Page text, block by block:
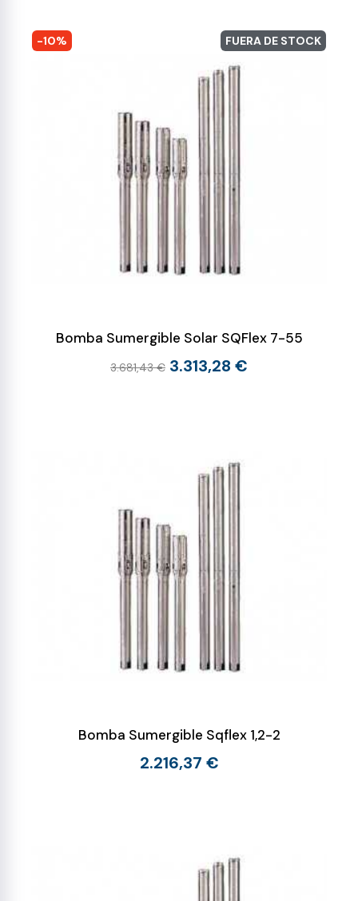
-10% FUERA DE STOCK
Bomba Sumergible Solar SQFlex 7-55
3.681,43 € 3.313,28 €
Bomba Sumergible Sqflex 1,2-2
2.216,37 €